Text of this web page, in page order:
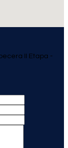
II Etapa -